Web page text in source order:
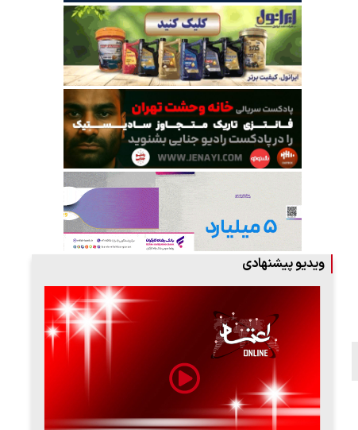
ویدیو پیشنهادی